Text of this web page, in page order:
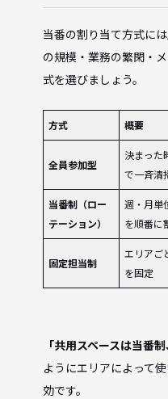
当番の割り当て方式に
の規模・業務の繁閑・
式を選びましょう。
方式 概要
全員参加型
決まった
で一斉清
当番制（ロー
テーション）
週・月単
を順番に
固定担当制
エリアご
を固定
「共用スペースは当番
ようにエリアによって
効です。